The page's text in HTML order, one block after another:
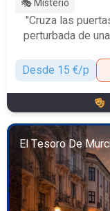
"Cruza las
perturbada de
Desde 15 €/p
El Tesoro De